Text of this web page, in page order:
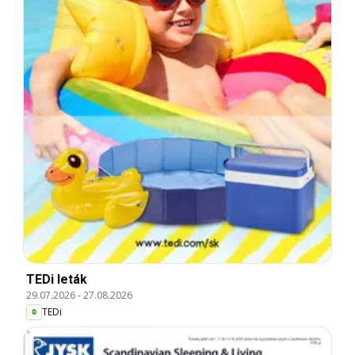
TEDi leták
29.07.2026-27.08.2026
TEDi